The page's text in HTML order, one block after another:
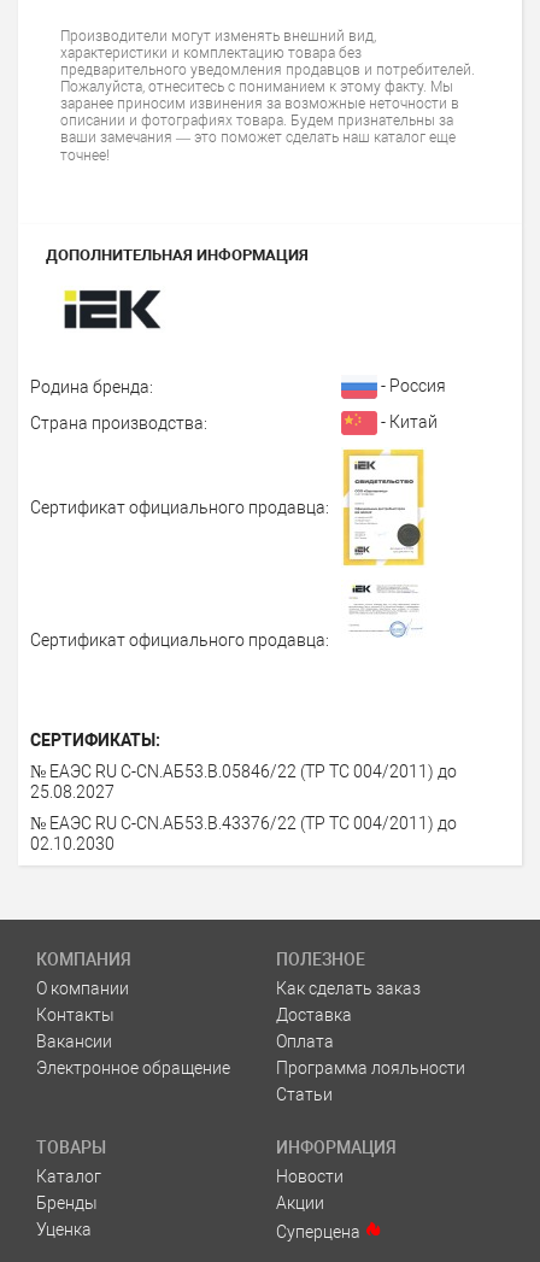
Производители могут изменять внешний вид,
характеристики и комплектацию товара без
предварительного уведомления продавцов и потребителей.
Пожалуйста, отнеситесь с пониманием к этому факту. Мы
заранее приносим извинения за возможные неточности в
описании и фотографиях товара. Будем признательны за
ваши замечания — это поможет сделать наш каталог еще
точнее!
ДОПОЛНИТЕЛЬНАЯ ИНФОРМАЦИЯ
Родина бренда:
- Россия
Страна производства:
- Китай
Сертификат официального продавца:
Сертификат официального продавца:
СЕРТИФИКАТЫ:
№ ЕАЭС RU C-CN.AБ53.B.05846/22 (ТР ТС 004/2011) до
25.08.2027
№ ЕАЭС RU C-CN.AБ53.B.43376/22 (ТР ТС 004/2011) до
02.10.2030
КОМПАНИЯ
О компании
Контакты
Вакансии
Электронное обращение
ПОЛЕЗНОЕ
Как сделать заказ
Доставка
Оплата
Программа лояльности
Статьи
ТОВАРЫ
Каталог
Бренды
Уценка
ИНФОРМАЦИЯ
Новости
Акции
Суперцена